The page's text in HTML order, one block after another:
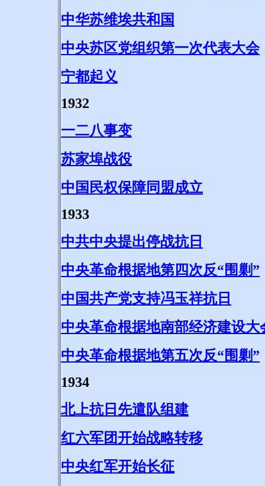
中华苏维埃共和国
中央苏区党组织第一次代表大会
宁都起义
1932
一二八事变
苏家埠战役
中国民权保障同盟成立
1933
中共中央提出停战抗日
中央革命根据地第四次反“围剿”
中国共产党支持冯玉祥抗日
中央革命根据地南部经济建设大
中央革命根据地第五次反“围剿”
1934
北上抗日先遣队组建
红六军团开始战略转移
中央红军开始长征